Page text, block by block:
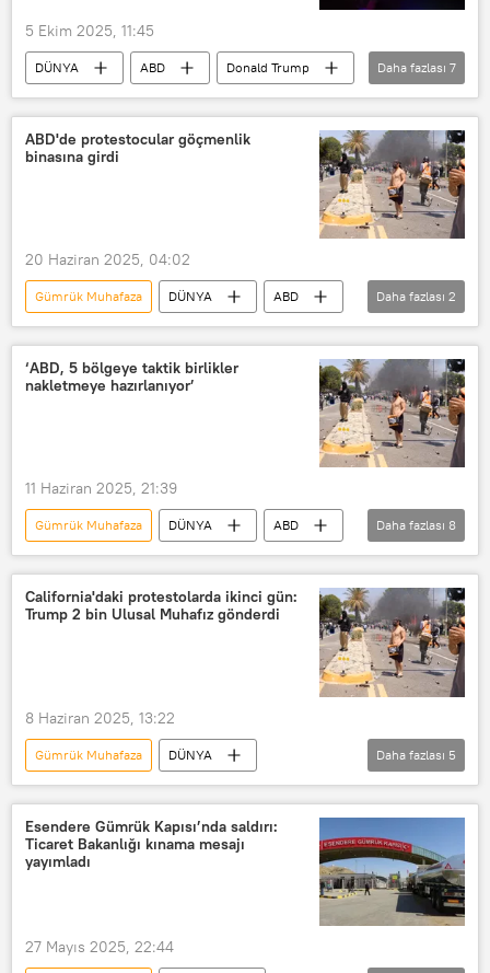
Uyuşturucu kaçakçılığı
Uyuşturucu Ticareti
Uyuşturucu çetesi
5 Ekim 2025, 11:45
DÜNYA ABD
Donald Trump
Kristi Noem
Chicago
Portland
ABD
ABD İç Güvenlik Bakanlığı (DHS)
Daha fazlası 7
ABD'de protestocular göçmenlik
binasına girdi
20 Haziran 2025, 04:02
Gümrük Muhafaza DÜNYA
ABD
Portland
ABD
Daha fazlası 2
‘ABD, 5 bölgeye taktik birlikler
nakletmeye hazırlanıyor’
11 Haziran 2025, 21:39
Gümrük Muhafaza DÜNYA
ABD
Kaliforniya
Demokrat Parti (DP)
New York
NBC
Pam Bondi
Teksas
Los Angeles
Daha fazlası 8
California'daki protestolarda ikinci gün:
Trump 2 bin Ulusal Muhafız gönderdi
8 Haziran 2025, 13:22
Gümrük Muhafaza
DÜNYA
Gavin Newsom
Pete Hegseth
Los Angeles
ABD Göçmenlik ve Gümrük Muhafaza Bürosu (ICE)
Daha fazlası 5
Esendere Gümrük Kapısı’nda saldırı:
Ticaret Bakanlığı kınama mesajı
yayımladı
27 Mayıs 2025, 22:44